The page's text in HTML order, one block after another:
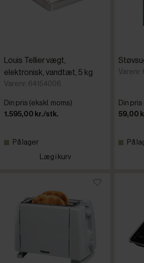
Louis Tellier vægt,
elektronisk, vandtæt, 5 kg
Varenr: 64154006
Din pris (ekskl. moms)
1.595,00 kr./stk.
På lager
Læg i kurv
Varenr:
Din
59,00
På